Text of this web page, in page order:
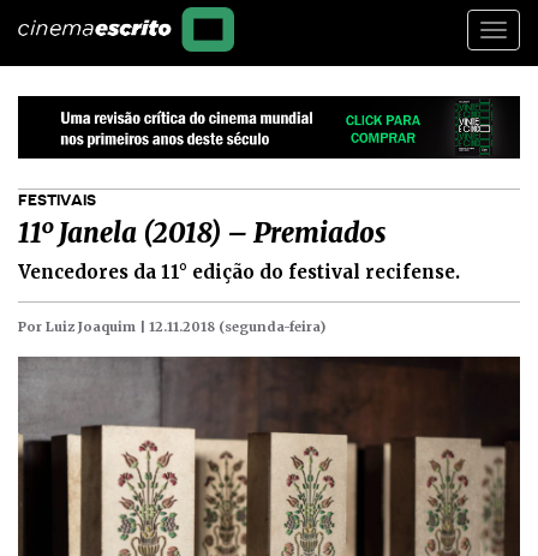
FESTIVAIS
11º Janela (2018) – Premiados
Vencedores da 11° edição do festival recifense.
Por Luiz Joaquim | 12.11.2018 (segunda-feira)